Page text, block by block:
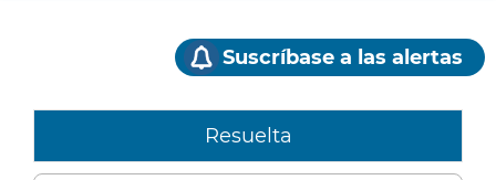
Suscríbase a las alertas
Resuelta